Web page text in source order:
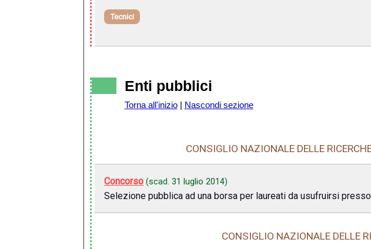
Tecnici
Enti pubblici
Torna all'inizio| Nascondi sezione
CONSIGLIO NAZIONALE DELLE
Concorso (scad. 31 luglio 2014)
Selezione pubblica ad una borsa per laureati da usufruirsi
CONSIGLIO NAZIONALE DELLE